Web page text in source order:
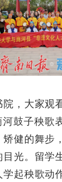
大家观
鼓子秧歌
健的舞步
光。留学
起秧歌动